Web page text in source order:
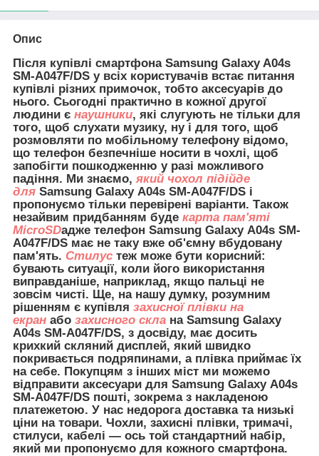
Опис
Після купівлі смартфона Samsung Galaxy A04s
SM-A047F/DS у всіх користувачів встає питання
купівлі різних примочок, тобто аксесуарів до
нього. Сьогодні практично в кожної другої
людини є наушники, які слугують не тільки для
того, щоб слухати музику, ну і для того, щоб
розмовляти по мобільному телефону відомо,
що телефон безпечніше носити в чохлі, щоб
запобігти пошкодженню у разі можливого
падіння. Ми знаємо, який чохол підійде
для Samsung Galaxy A04s SM-A047F/DS і
пропонуємо тільки перевірені варіанти. Також
незайвим придбанням буде карта пам'яті
MicroSDадже телефон Samsung Galaxy A04s SM-
A047F/DS має не таку вже об'ємну вбудовану
пам'ять. Стилус теж може бути корисний:
бувають ситуації, коли його використання
виправданіше, наприклад, якщо пальці не
зовсім чисті. Ще, на нашу думку, розумним
рішенням є купівля захисної плівки на
екран або захисного скла на Samsung Galaxy
A04s SM-A047F/DS, з досвіду, має досить
крихкий скляний дисплей, який швидко
покривається подряпинами, а плівка приймає їх
на себе. Покупцям з інших міст ми можемо
відправити аксесуари для Samsung Galaxy A04s
SM-A047F/DS пошті, зокрема з накладеною
платежетою. У нас недорога доставка та низькі
ціни на товари. Чохли, захисні плівки, тримачі,
стилуси, кабелі — ось той стандартний набір,
який ми пропонуємо для кожного смартфона.